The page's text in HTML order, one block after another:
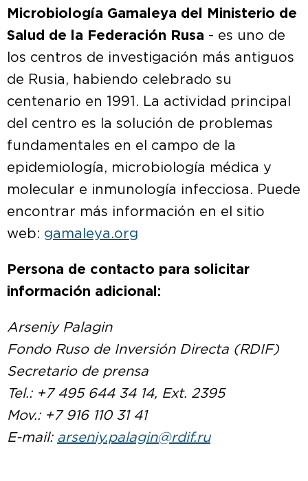
Microbiología Gamaleya del Ministerio de
Salud de la Federación Rusa - es uno de
los centros de investigación más antiguos
de Rusia, habiendo celebrado su
centenario en 1991. La actividad principal
del centro es la solución de problemas
fundamentales en el campo de la
epidemiología, microbiología médica y
molecular e inmunología infecciosa. Puede
encontrar más información en el sitio
web: gamaleya.org
Persona de contacto para solicitar
información adicional:
Arseniy Palagin
Fondo Ruso de Inversión Directa (RDIF)
Secretario de prensa
Tel.: +7 495 644 34 14, Ext. 2395
Mov.: +7 916 110 31 41
E-mail: arseniy.palagin@rdif.ru